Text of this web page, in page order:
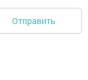
Отправить